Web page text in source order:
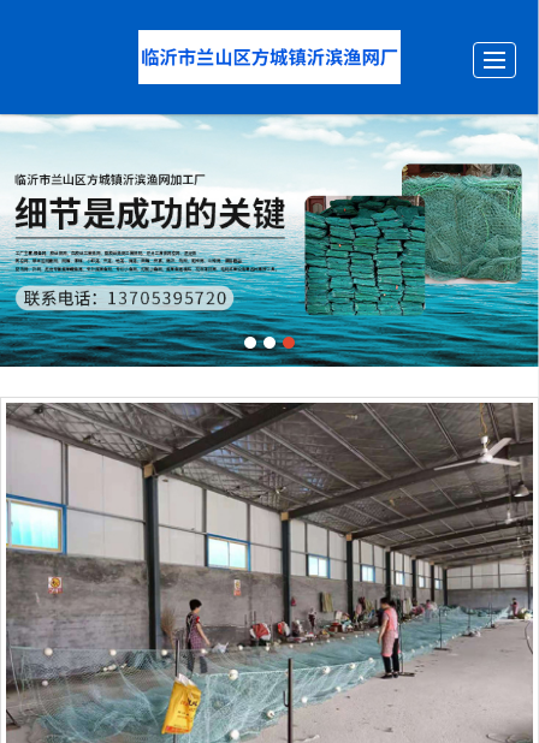
留言反馈 联系我们 LBS